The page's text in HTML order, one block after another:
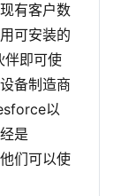
有客户数
可安装的
伴即可使
备制造商
以
是
们可以使